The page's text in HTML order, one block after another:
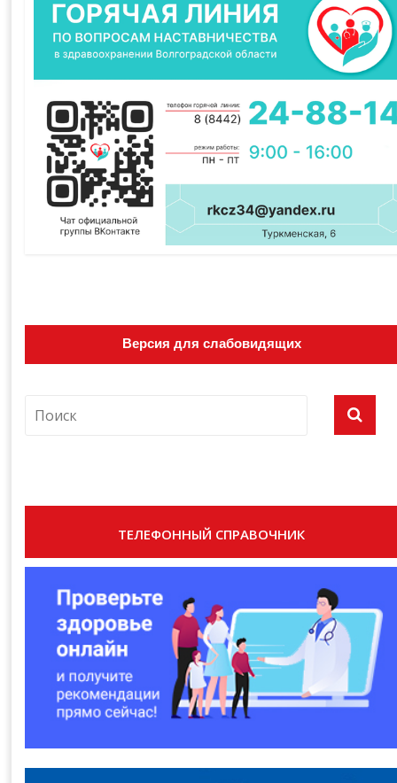
Версия для слабовидящих
ТЕЛЕФОННЫЙ СПРАВОЧНИК